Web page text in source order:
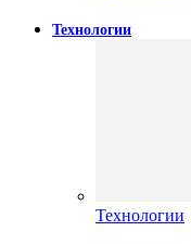
Технологии
Технологии